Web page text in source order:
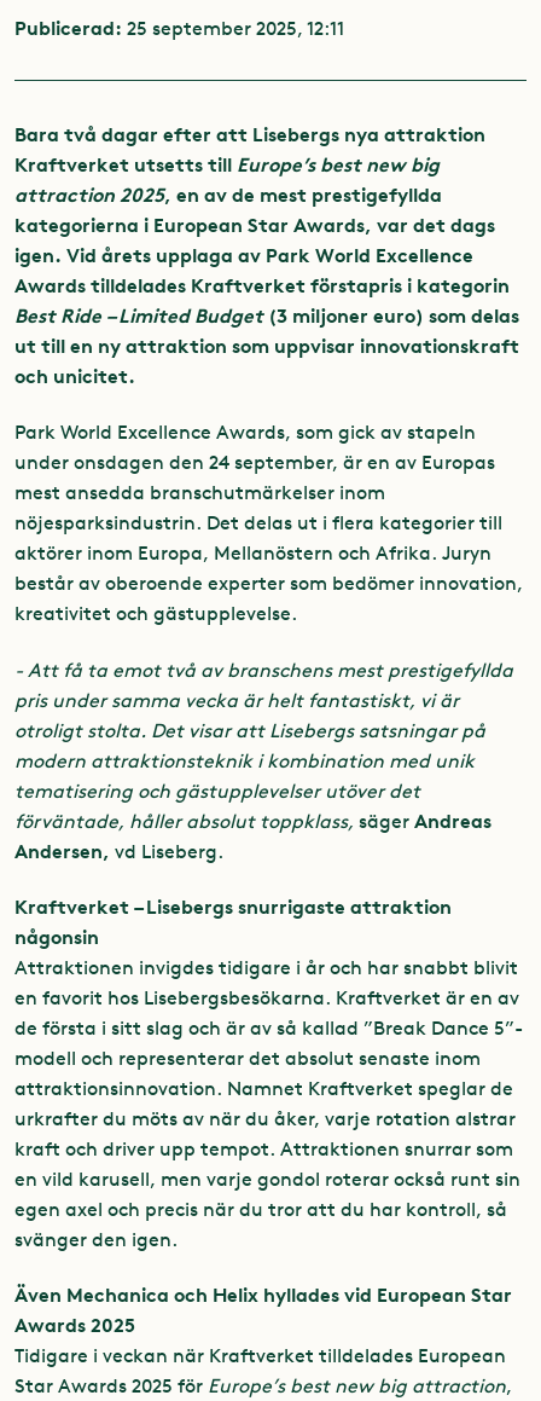
Publicerad: 25 september 2025, 12:11
Bara två dagar efter att Lisebergs nya attraktion
Kraftverket utsetts till Europe’s best new big
attraction 2025, en av de mest prestigefyllda
kategorierna i European Star Awards, var det dags
igen. Vid årets upplaga av Park World Excellence
Awards tilldelades Kraftverket förstapris i kategorin
Best Ride – Limited Budget(3 miljoner euro) som delas
ut till en ny attraktion som uppvisar innovationskraft
och unicitet.
Park World Excellence Awards, som gick av stapeln
under onsdagen den 24 september, är en av Europas
mest ansedda branschutmärkelser inom
nöjesparksindustrin. Det delas ut i flera kategorier till
aktörer inom Europa, Mellanöstern och Afrika. Juryn
består av oberoende experter som bedömer innovation,
kreativitet och gästupplevelse.
- Att få ta emot två av branschens mest prestigefyllda
pris under samma vecka är helt fantastiskt, vi är
otroligt stolta. Det visar att Lisebergs satsningar på
modern attraktionsteknik i kombination med unik
tematisering och gästupplevelser utöver det
förväntade, håller absolut toppklass, säger Andreas
Andersen, vd Liseberg.
Kraftverket – Lisebergs snurrigaste attraktion
någonsin
Attraktionen invigdes tidigare i år och har snabbt blivit
en favorit hos Lisebergsbesökarna. Kraftverket är en av
de första i sitt slag och är av så kallad ”Break Dance 5”-
modell och representerar det absolut senaste inom
attraktionsinnovation. Namnet Kraftverket speglar de
urkrafter du möts av när du åker, varje rotation alstrar
kraft och driver upp tempot. Attraktionen snurrar som
en vild karusell, men varje gondol roterar också runt sin
egen axel och precis när du tror att du har kontroll, så
svänger den igen.
Även Mechanica och Helix hyllades vid European Star
Awards 2025
Tidigare i veckan när Kraftverket tilldelades European
Star Awards 2025 för Europe’s best new big attraction,